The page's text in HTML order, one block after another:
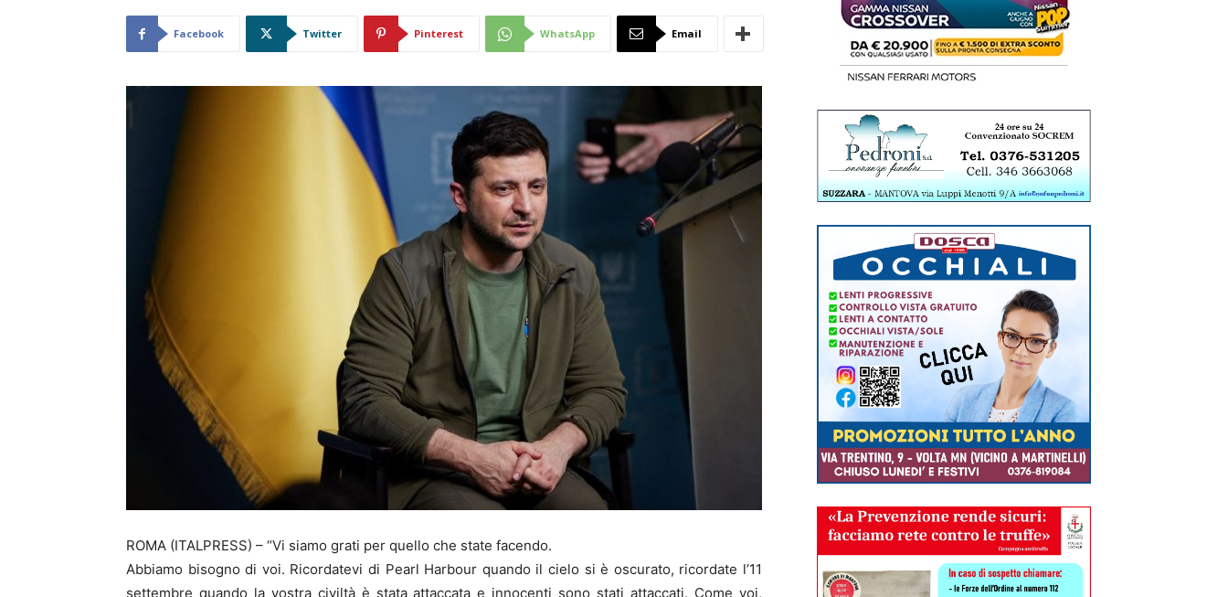
Mantova
Facebook Twitter Pinterest WhatsApp Email
ROMA (ITALPRESS) – “Vi siamo grati per quello che state facendo.
Abbiamo bisogno di voi. Ricordatevi di Pearl Harbour quando il cielo si è oscurato, ricordate l’11
settembre quando la vostra civiltà è stata attaccata e innocenti sono stati attaccati. Come voi,